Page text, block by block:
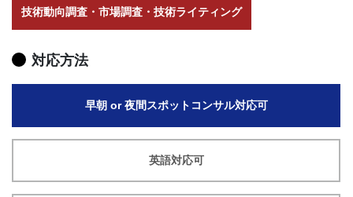
技術動向調査・市場調査・技術ライティング
対応方法
早朝 or 夜間スポットコンサル対応可
英語対応可